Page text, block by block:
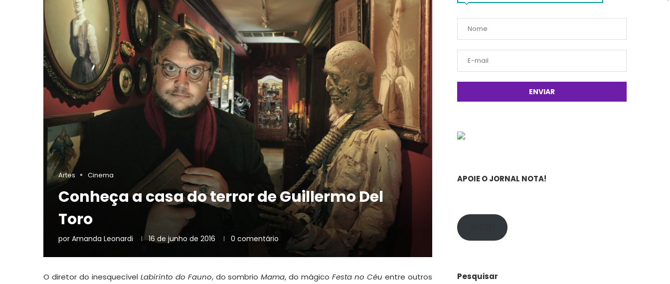
Artes Cinema
Conheça a casa do terror de Guillermo Del
Toro
por Amanda Leonardi 16 de junho de 2016 0 comentário
O diretor do inesquecível Labirinto do Fauno, do sombrioMama, do mágicoFesta no Céu entre outros
APOIE O JORNAL NOTA!
Pesquisar